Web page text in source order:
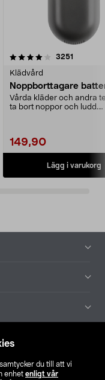
samtycker du till att vi
enhet enligt vår
3251
Klädvård
Noppborttagare
Vårda kläder och andra
ta bort noppor och ludd.
149,90
Lägg i varukorg
4.5av 5 stjärnor